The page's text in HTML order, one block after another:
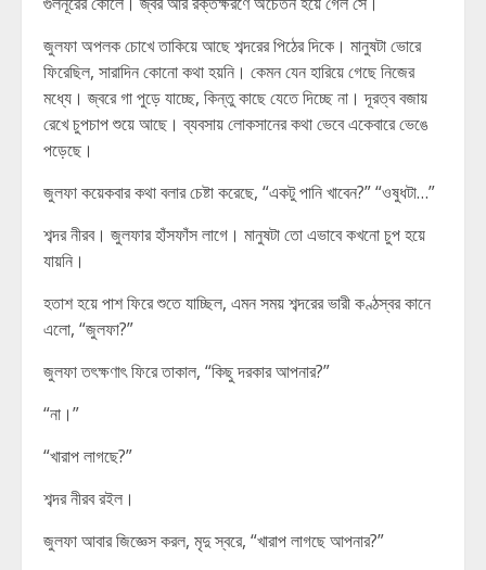
জুলফা অপলক চোখে তাকিয়ে আছে শব্দরের পিঠের দিকে। মানুষটা ভোরে
ফিরেছিল, সারাদিন কোনো কথা হয়নি। কেমন যেন হারিয়ে গেছে নিজের
মধ্যে। জ্বরে গা পুড়ে যাচ্ছে, কিন্তু কাছে যেতে দিচ্ছে না। দূরত্ব বজায়
রেখে চুপচাপ শুয়ে আছে। ব্যবসায় লোকসানের কথা ভেবে একেবারে ভেঙে
পড়েছে।
জুলফা কয়েকবার কথা বলার চেষ্টা করেছে, “একটু পানি খাবেন?” “ওষুধটা…”
শব্দর নীরব। জুলফার হাঁসফাঁস লাগে। মানুষটা তো এভাবে কখনো চুপ হয়ে
যায়নি।
হতাশ হয়ে পাশ ফিরে শুতে যাচ্ছিল, এমন সময় শব্দরের ভারী কণ্ঠস্বর কানে
এলো, “জুলফা?”
জুলফা তৎক্ষণাৎ ফিরে তাকাল, “কিছু দরকার আপনার?”
“না।”
“খারাপ লাগছে?”
শব্দর নীরব রইল।
জুলফা আবার জিজ্ঞেস করল, মৃদু স্বরে, “খারাপ লাগছে আপনার?”